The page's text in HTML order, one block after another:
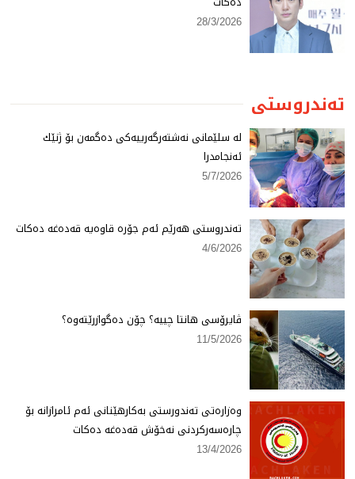
28/3/2026
تەندروستی
لە سلێمانی نەشتەرگەرییەكی دەگمەن بۆ ژنێك
ئەنجامدرا
5/7/2026
تەندروستی هەرێم ئەم جۆرە قاوەیە قەدەغە دەكات
4/6/2026
ڤایرۆسی هانتا چییە؟ چۆن دەگوازرێتەوە؟
11/5/2026
وەزارەتی تەندورستی بەكارهێنانی ئەم ئامرازانە بۆ
چارەسەركردنی نەخۆش قەدەغە دەكات
13/4/2026